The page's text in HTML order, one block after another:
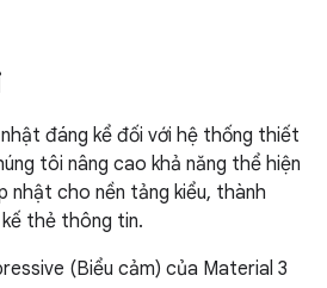
đáng kể đối với hệ thống thiết
tôi nâng cao khả năng thể hiện
nhật cho nền tảng kiểu, thành
thẻ thông tin.
(Biểu cảm) của Material 3